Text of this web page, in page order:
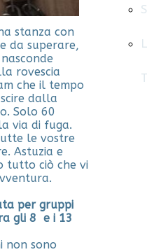
stanza con
da superare,
rovescia
che il tempo
dalla
Solo 60
via di fuga.
le vostre
Astuzia e
tutto ciò che vi
per gruppi
gli 8 e i 13
non sono